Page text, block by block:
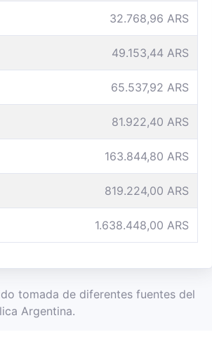
32.768,96 ARS
49.153,44 ARS
65.537,92 ARS
81.922,40 ARS
163.844,80 ARS
819.224,00 ARS
1.638.448,00 ARS
tomada de diferentes fuentes del
Argentina.